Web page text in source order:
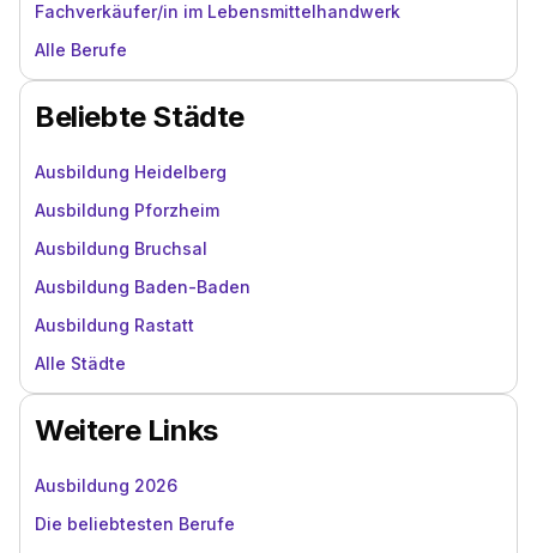
Fachverkäufer/in im Lebensmittelhandwerk
Alle Berufe
Beliebte Städte
Ausbildung Heidelberg
Ausbildung Pforzheim
Ausbildung Bruchsal
Ausbildung Baden-Baden
Ausbildung Rastatt
Alle Städte
Weitere Links
Ausbildung 2026
Die beliebtesten Berufe